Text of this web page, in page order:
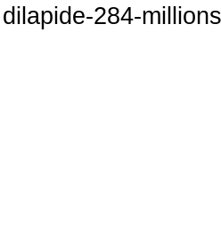
dilapide-284-